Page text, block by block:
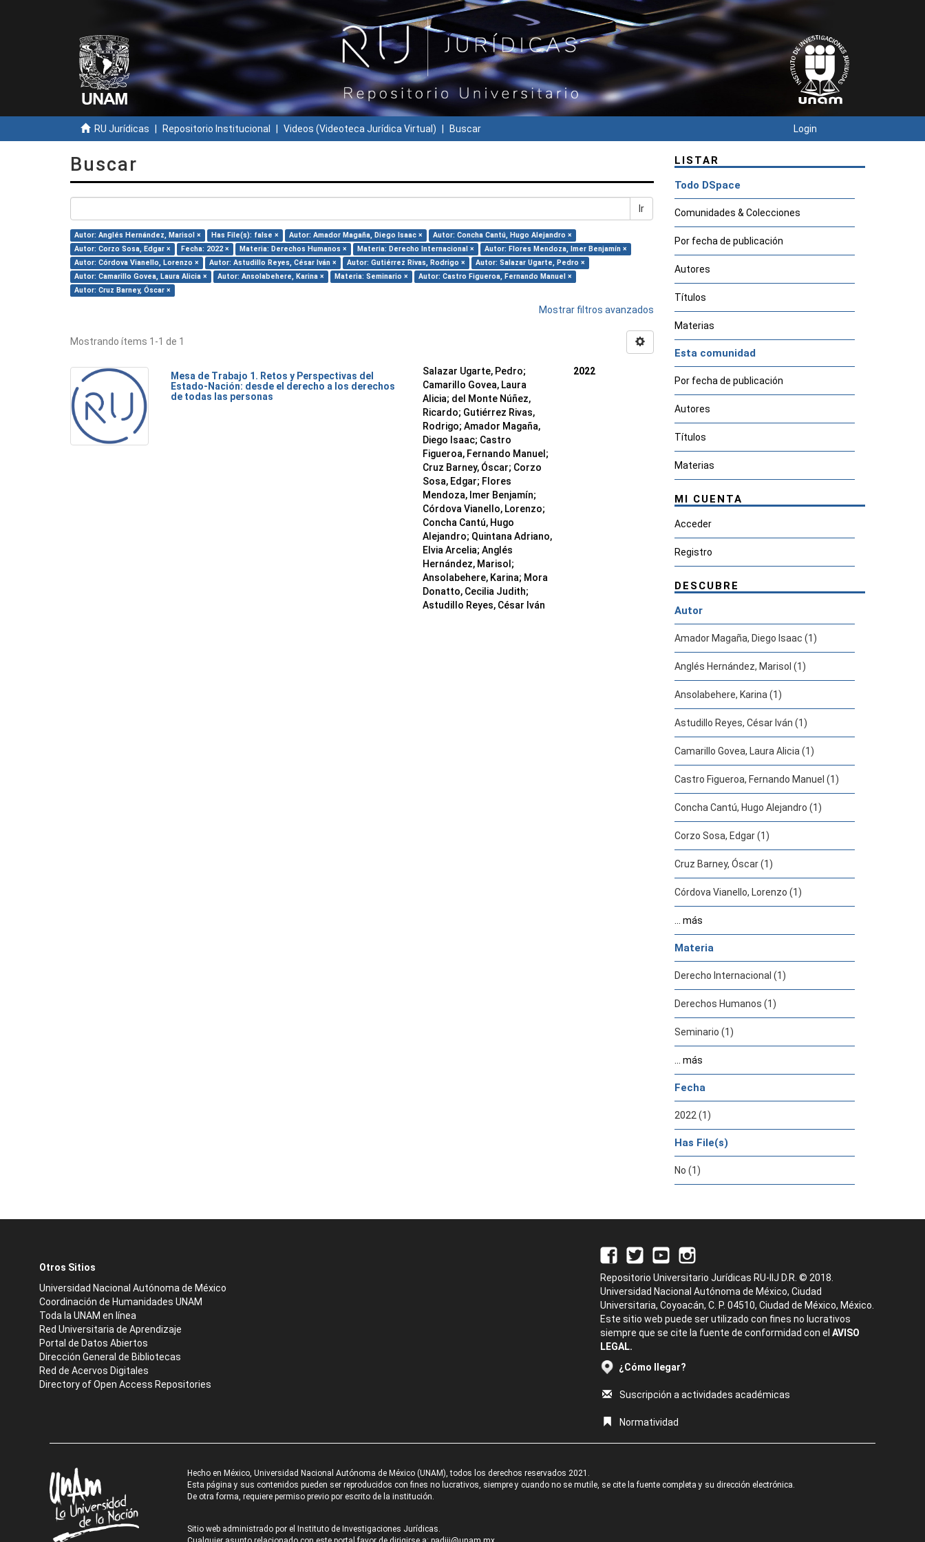
RU Jurídicas Repositorio Institucional Videos (Videoteca Jurídica Virtual) Buscar Login
Buscar
Ir
Autor: Anglés Hernández, Marisol × Has File(s): false × Autor: Amador Magaña, Diego Isaac ×
Autor: Concha Cantú, Hugo Alejandro ×
Autor: Corzo Sosa, Edgar ×
Fecha: 2022 × Materia: Derechos Humanos × Materia: Derecho Internacional ×
Autor: Flores Mendoza, Imer Benjamín ×
Autor: Córdova Vianello, Lorenzo ×
Autor: Astudillo Reyes, César Iván × Autor: Gutiérrez Rivas, Rodrigo ×
Autor: Salazar Ugarte, Pedro ×
Autor: Camarillo Govea, Laura Alicia ×
Autor: Ansolabehere, Karina × Materia: Seminario ×
Autor: Castro Figueroa, Fernando Manuel ×
Autor: Cruz Barney, Óscar ×
Mostrar filtros avanzados
Mostrando ítems 1-1 de 1
Mesa de Trabajo 1. Retos y Perspectivas del
Estado-Nación: desde el derecho a los derechos
de todas las personas
Salazar Ugarte, Pedro;
Camarillo Govea, Laura
Alicia; del Monte Núñez,
Ricardo; Gutiérrez Rivas,
Rodrigo; Amador Magaña,
Diego Isaac; Castro
Figueroa, Fernando Manuel ;
Cruz Barney, Óscar; Corzo
Sosa, Edgar; Flores
Mendoza, Imer Benjamín;
Córdova Vianello, Lorenzo;
Concha Cantú, Hugo
Alejandro; Quintana Adriano,
Elvia Arcelia; Anglés
Hernández, Marisol ;
Ansolabehere, Karina; Mora
Donatto, Cecilia Judith;
Astudillo Reyes, César Iván
2022
LISTAR
Todo DSpace
Comunidades & Colecciones
Por fecha de publicación
Autores
Títulos
Materias
Esta comunidad
Por fecha de publicación
Autores
Títulos
Materias
MI CUENTA
Acceder
Registro
DESCUBRE
Autor
Amador Magaña, Diego Isaac (1)
Anglés Hernández, Marisol (1)
Ansolabehere, Karina (1)
Astudillo Reyes, César Iván (1)
Camarillo Govea, Laura Alicia (1)
Castro Figueroa, Fernando Manuel (1)
Concha Cantú, Hugo Alejandro (1)
Corzo Sosa, Edgar (1)
Cruz Barney, Óscar (1)
Córdova Vianello, Lorenzo (1)
... más
Materia
Derecho Internacional (1)
Derechos Humanos (1)
Seminario (1)
... más
Fecha
2022 (1)
Has File(s)
No (1)
Otros Sitios
Universidad Nacional Autónoma de México
Coordinación de Humanidades UNAM
Toda la UNAM en línea
Red Universitaria de Aprendizaje
Portal de Datos Abiertos
Dirección General de Bibliotecas
Red de Acervos Digitales
Directory of Open Access Repositories
Repositorio Universitario Jurídicas RU-IIJ D.R. © 2018.
Universidad Nacional Autónoma de México, Ciudad
Universitaria, Coyoacán, C. P. 04510, Ciudad de México, México.
Este sitio web puede ser utilizado con fines no lucrativos
siempre que se cite la fuente de conformidad con el AVISO
LEGAL.
¿Cómo llegar?
Suscripción a actividades académicas
Normatividad
Hecho en México, Universidad Nacional Autónoma de México (UNAM), todos los derechos reservados 2021.
Esta página y sus contenidos pueden ser reproducidos con fines no lucrativos, siempre y cuando no se mutile, se cite la fuente completa y su dirección electrónica.
De otra forma, requiere permiso previo por escrito de la institución.
Sitio web administrado por el Instituto de Investigaciones Jurídicas.